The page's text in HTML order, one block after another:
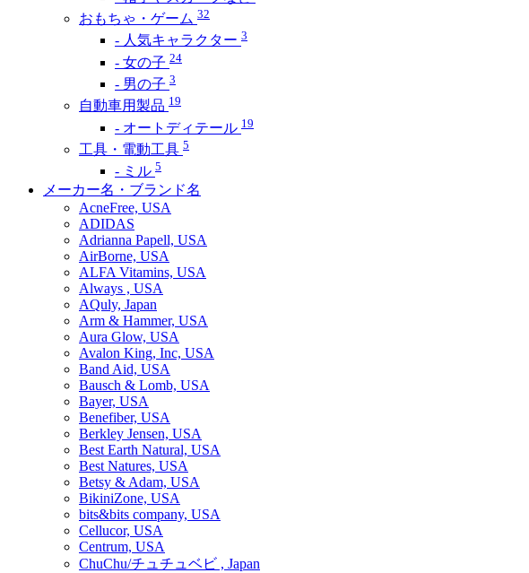
おもちゃ・ゲーム 32
- 人気キャラクター 3
- 女の子 24
- 男の子 3
自動車用製品 19
- オートディテール 19
工具・電動工具 5
- ミル 5
メーカー名・ブランド名
AcneFree, USA
ADIDAS
Adrianna Papell, USA
AirBorne, USA
ALFA Vitamins, USA
Always , USA
AQuly, Japan
Arm & Hammer, USA
Aura Glow, USA
Avalon King, Inc, USA
Band Aid, USA
Bausch & Lomb, USA
Bayer, USA
Benefiber, USA
Berkley Jensen, USA
Best Earth Natural, USA
Best Natures, USA
Betsy & Adam, USA
BikiniZone, USA
bits&bits company, USA
Cellucor, USA
Centrum, USA
ChuChu/チュチュベビ , Japan